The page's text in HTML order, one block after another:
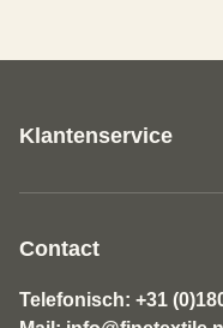
Klantenservice
Over ons
Algemene Voorwaarden
Disclaimer
Contact
Telefonisch: +31